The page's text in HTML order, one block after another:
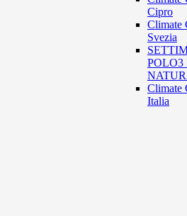
Cipro
Climate
Svezia
Climate
Italia